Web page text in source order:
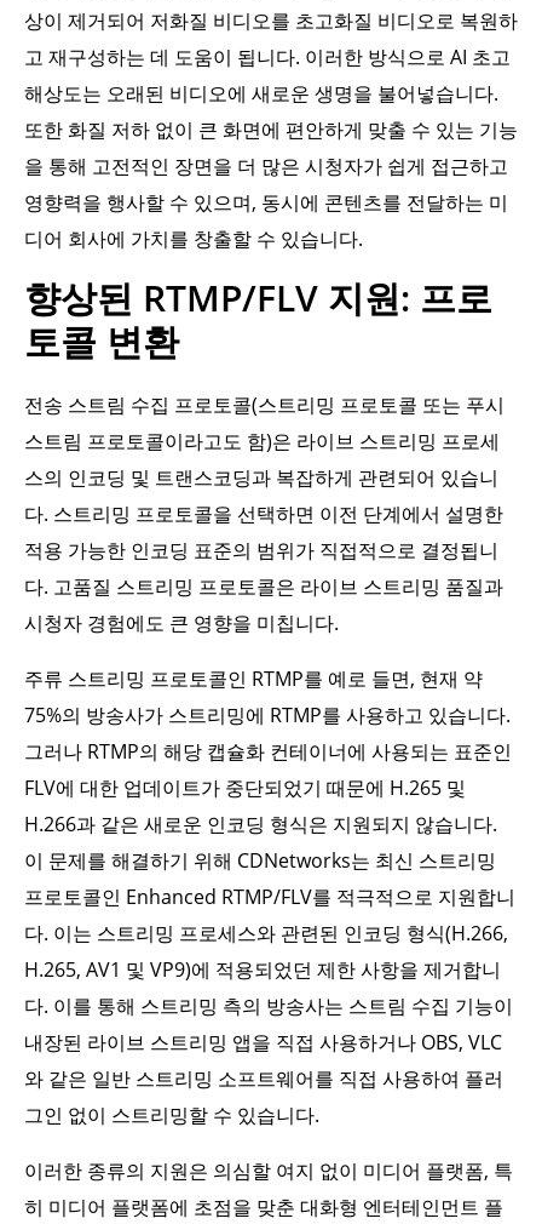
상이 제거되어 저화질 비디오를 초고화질 비디오로 복원하
고 재구성하는 데 도움이 됩니다. 이러한 방식으로 AI 초고
해상도는 오래된 비디오에 새로운 생명을 불어넣습니다.
또한 화질 저하 없이 큰 화면에 편안하게 맞출 수 있는 기능
을 통해 고전적인 장면을 더 많은 시청자가 쉽게 접근하고
영향력을 행사할 수 있으며, 동시에 콘텐츠를 전달하는 미
디어 회사에 가치를 창출할 수 있습니다.
향상된 RTMP/FLV 지원: 프로
토콜 변환
전송 스트림 수집 프로토콜(스트리밍 프로토콜 또는 푸시
스트림 프로토콜이라고도 함)은 라이브 스트리밍 프로세
스의 인코딩 및 트랜스코딩과 복잡하게 관련되어 있습니
다. 스트리밍 프로토콜을 선택하면 이전 단계에서 설명한
적용 가능한 인코딩 표준의 범위가 직접적으로 결정됩니
다. 고품질 스트리밍 프로토콜은 라이브 스트리밍 품질과
시청자 경험에도 큰 영향을 미칩니다.
주류 스트리밍 프로토콜인 RTMP를 예로 들면, 현재 약
75%의 방송사가 스트리밍에 RTMP를 사용하고 있습니다.
그러나 RTMP의 해당 캡슐화 컨테이너에 사용되는 표준인
FLV에 대한 업데이트가 중단되었기 때문에 H.265 및
H.266과 같은 새로운 인코딩 형식은 지원되지 않습니다.
이 문제를 해결하기 위해 CDNetworks는 최신 스트리밍
프로토콜인 Enhanced RTMP/FLV를 적극적으로 지원합니
다. 이는 스트리밍 프로세스와 관련된 인코딩 형식(H.266,
H.265, AV1 및 VP9)에 적용되었던 제한 사항을 제거합니
다. 이를 통해 스트리밍 측의 방송사는 스트림 수집 기능이
내장된 라이브 스트리밍 앱을 직접 사용하거나 OBS, VLC
와 같은 일반 스트리밍 소프트웨어를 직접 사용하여 플러
그인 없이 스트리밍할 수 있습니다.
이러한 종류의 지원은 의심할 여지 없이 미디어 플랫폼, 특
히 미디어 플랫폼에 초점을 맞춘 대화형 엔터테인먼트 플